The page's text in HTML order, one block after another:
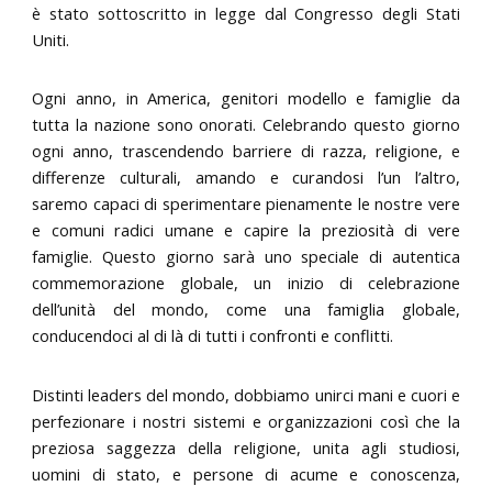
è stato sottoscritto in legge dal Congresso degli Stati
Uniti.
Ogni anno, in America, genitori modello e famiglie da
tutta la nazione sono onorati. Celebrando questo giorno
ogni anno, trascendendo barriere di razza, religione, e
differenze culturali, amando e curandosi l’un l’altro,
saremo capaci di sperimentare pienamente le nostre vere
e comuni radici umane e capire la preziosità di vere
famiglie. Questo giorno sarà uno speciale di autentica
commemorazione globale, un inizio di celebrazione
dell’unità del mondo, come una famiglia globale,
conducendoci al di là di tutti i confronti e conflitti.
Distinti leaders del mondo, dobbiamo unirci mani e cuori e
perfezionare i nostri sistemi e organizzazioni così che la
preziosa saggezza della religione, unita agli studiosi,
uomini di stato, e persone di acume e conoscenza,